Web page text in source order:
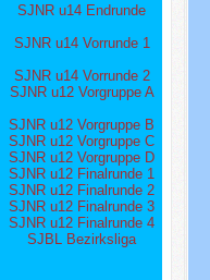
SJNR u14 Endrunde
SJNR u14 Vorrunde 1
SJNR u14 Vorrunde 2
SJNR u12 Vorgruppe A
SJNR u12 Vorgruppe B
SJNR u12 Vorgruppe C
SJNR u12 Vorgruppe D
SJNR u12 Finalrunde 1
SJNR u12 Finalrunde 2
SJNR u12 Finalrunde 3
SJNR u12 Finalrunde 4
SJBL Bezirksliga